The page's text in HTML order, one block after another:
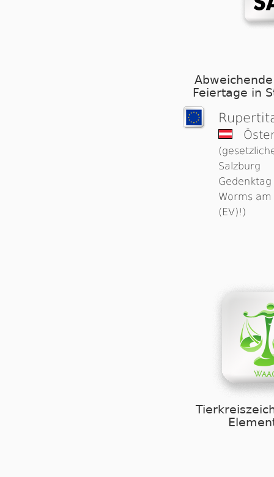
Feiertage in
Salzburg
Worms
(EV)!)